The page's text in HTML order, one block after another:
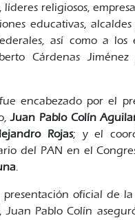
líderes religiosos,
educativas,
así como a los
Cárdenas
encabezado por el
Juan Pablo Colín
Rojas; y el
del PAN en el
.
oficial de la
Juan Pablo Colín